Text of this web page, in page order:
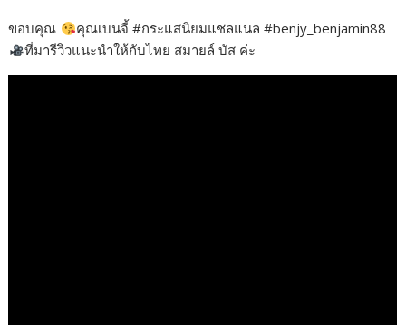
k k
ขอบคุณ​
คุณเบนจี้ #กระแสนิยมแชลแนล #benjy_benjamin88
ที่มารีวิวแนะนำให้กับไทย สมายล์ บัส ค่ะ